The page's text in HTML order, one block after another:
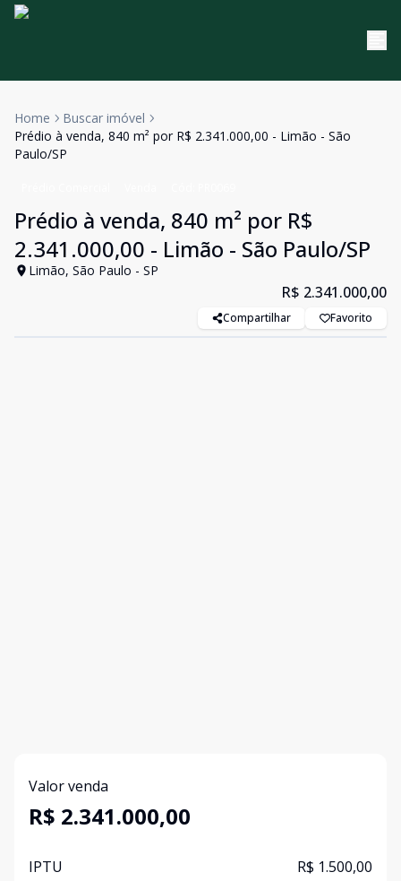
Home
Buscar imóvel
Prédio à venda, 840 m² por R$ 2.341.000,00 - Limão - São
Paulo/SP
Prédio à venda, 840 m² por R$
2.341.000,00 - Limão - São Paulo/SP
Limão, São Paulo - SP
R$ 2.341.000,00
Compartilhar Favorito
Valor venda
R$ 2.341.000,00
IPTU R$ 1.500,00